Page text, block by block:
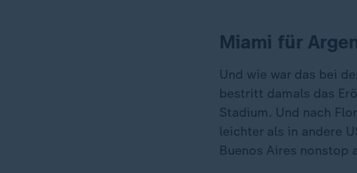
Miami für
Und wie war das bei
bestritt damals das
Stadium. Und nach
leichter als in andere
Buenos Aires nonstop